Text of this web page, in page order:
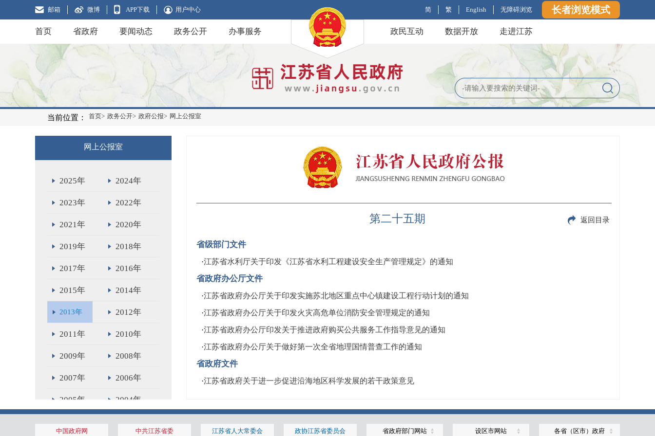
邮箱 微博 APP下载 用户中心 简 繁 English 无障碍浏览 长者浏览模式
首页 省政府 要闻动态 政务公开 办事服务 政民互动 数据开放 走进江苏
当前位置： 首页> 政务公开> 政府公报> 网上公报室
网上公报室
2025年 2024年
2023年 2022年
2021年 2020年
2019年 2018年
2017年 2016年
2015年 2014年
2013年 2012年
2011年 2010年
2009年 2008年
2007年 2006年
2005年 2004年
2003年 2002年
第二十五期 返回目录
省级部门文件
·江苏省水利厅关于印发《江苏省水利工程建设安全生产管理规定》的通知
省政府办公厅文件
·江苏省政府办公厅关于印发实施苏北地区重点中心镇建设工程行动计划的通知
·江苏省政府办公厅关于印发火灾高危单位消防安全管理规定的通知
·江苏省政府办公厅印发关于推进政府购买公共服务工作指导意见的通知
·江苏省政府办公厅关于做好第一次全省地理国情普查工作的通知
省政府文件
·江苏省政府关于进一步促进沿海地区科学发展的若干政策意见
中国政府网 中共江苏省委 江苏省人大常委会 政协江苏省委员会 省政府部门网站 设区市网站 各省（区市）政府